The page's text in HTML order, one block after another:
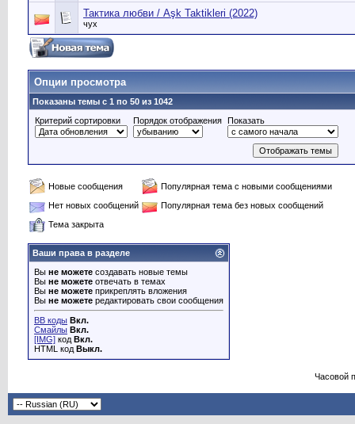
Тактика любви / Aşk Taktikleri (2022)
чух
Опции просмотра
Показаны темы с 1 по 50 из 1042
Критерий сортировки
Порядок отображения Показать
Новые сообщения
Популярная тема с новыми сообщениями
Нет новых сообщений
Популярная тема без новых сообщений
Тема закрыта
Ваши права в разделе
Вы не можете создавать новые темы
Вы не можете отвечать в темах
Вы не можете прикреплять вложения
Вы не можете редактировать свои сообщения
BB коды Вкл.
Смайлы Вкл.
[IMG] код Вкл.
HTML код Выкл.
Часовой